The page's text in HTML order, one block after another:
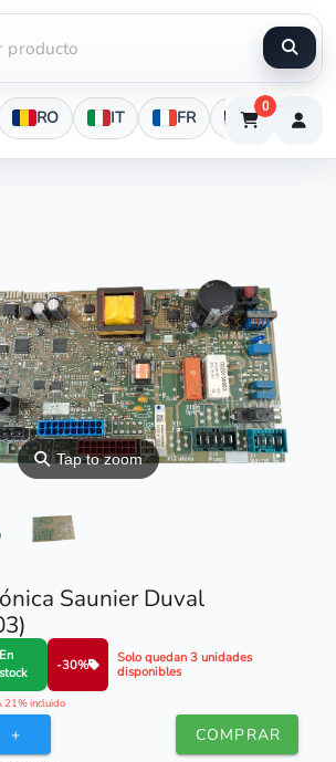
RO IT FR DE
0
⚲Tap to zoom
Saunier Duval
En
stock
-30%
Solo quedan 3 unidades
disponibles
21% incluido
+ COMPRAR